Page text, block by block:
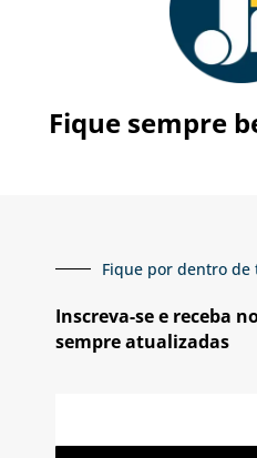
Fique sempre
Fique por dentro de
Inscreva-se e receba
sempre atualizadas